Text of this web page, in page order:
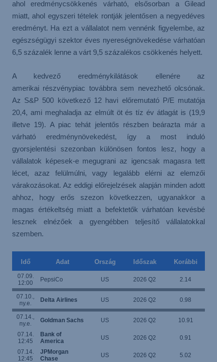
ahol eredménycsökkenés várható, elsősorban a Gilead
miatt, ahol egyszeri tételek rontják jelentősen a negyedéves
eredményt. Ha ezt a vállalatot nem vennénk figyelembe, az
egészségügyi szektor éves nyereségnövekedése várhatóan
6,5 százalék lenne a várt 9,5 százalékos csökkenés helyett.
A kedvező eredménykilátások ellenére az
amerikai részvénypiac továbbra sem nevezhető olcsónak.
Az S&P 500 következő 12 havi előremutató P/E mutatója
20,4, ami meghaladja az elmúlt öt és tíz év átlagát is (19,9
illetve 19). A piac tehát jelentős részben beárazta már a
várható eredménynövekedést, így a most induló
gyorsjelentési szezonban különösen fontos lesz, hogy a
vállalatok képesek-e megugrani az igencsak magasra tett
lécet, azaz felülmúlni, vagy legalább elérni az elemzői
várakozásokat. Az eddigi előrejelzések alapján minden adott
ahhoz, hogy erős szezon következzen, ugyanakkor a
magas értékeltség miatt a befektetők várhatóan kevésbé
lesznek elnézőek a gyengébben teljesítő vállalatokkal
szemben.
Idő Adat Ország Időszak Korábbi
07.09.
12:00
PepsiCo US 2026 Q2 2.14
07.10.,
ny.e.
Delta Airlines US 2026 Q2 0.98
07.14.,
ny.e.
Goldman Sachs US 2026 Q2 10.91
07.14.
12:45
Bank of
America
US 2026 Q2 0.91
07.14.
12:45
JPMorgan
Chase
US 2026 Q2 5.02